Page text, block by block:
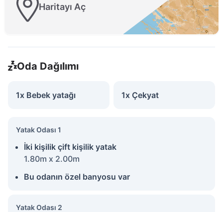
Haritayı Aç
Oda Dağılımı
1x Bebek yatağı 1x Çekyat
Yatak Odası 1
İki kişilik çift kişilik yatak
1.80m x 2.00m
Bu odanın özel banyosu var
Yatak Odası 2